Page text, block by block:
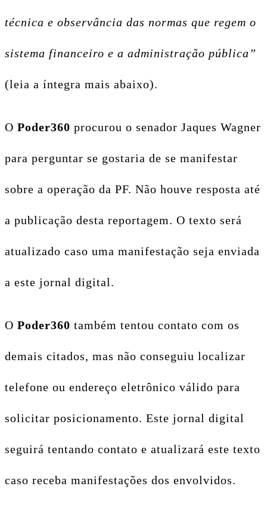
técnica e observância das normas que regem o
sistema financeiro e a administração pública”
(leia a íntegra mais abaixo).
O Poder360 procurou o senador Jaques Wagner
para perguntar se gostaria de se manifestar
sobre a operação da PF. Não houve resposta até
a publicação desta reportagem. O texto será
atualizado caso uma manifestação seja enviada
a este jornal digital.
O Poder360 também tentou contato com os
demais citados, mas não conseguiu localizar
telefone ou endereço eletrônico válido para
solicitar posicionamento. Este jornal digital
seguirá tentando contato e atualizará este texto
caso receba manifestações dos envolvidos.